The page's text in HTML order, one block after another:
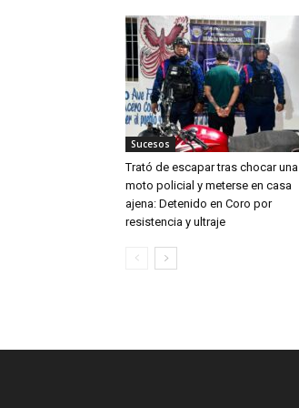
Sucesos
Trató de escapar tras chocar una
moto policial y meterse en casa
ajena: Detenido en Coro por
resistencia y ultraje